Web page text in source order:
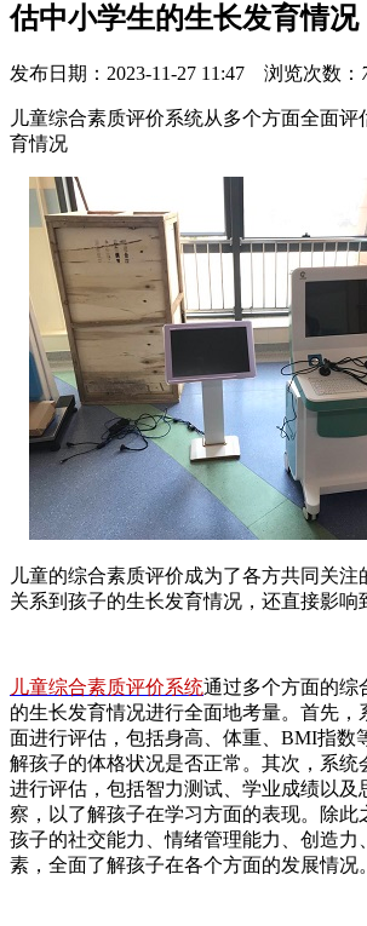
估中小学生的生长发育情况
发布日期：2023-11-27 11:47 浏览次数：
儿童综合素质评价系统从多个方面全面
育情况
儿童的综合素质评价成为了各方共同关注
关系到孩子的生长发育情况，还直接影响
儿童综合素质评价系统通过多个方面的综
的生长发育情况进行全面地考量。首先，
面进行评估，包括身高、体重、BMI指数
解孩子的体格状况是否正常。其次，系统
进行评估，包括智力测试、学业成绩以及
察，以了解孩子在学习方面的表现。除此
孩子的社交能力、情绪管理能力、创造力
素，全面了解孩子在各个方面的发展情况。